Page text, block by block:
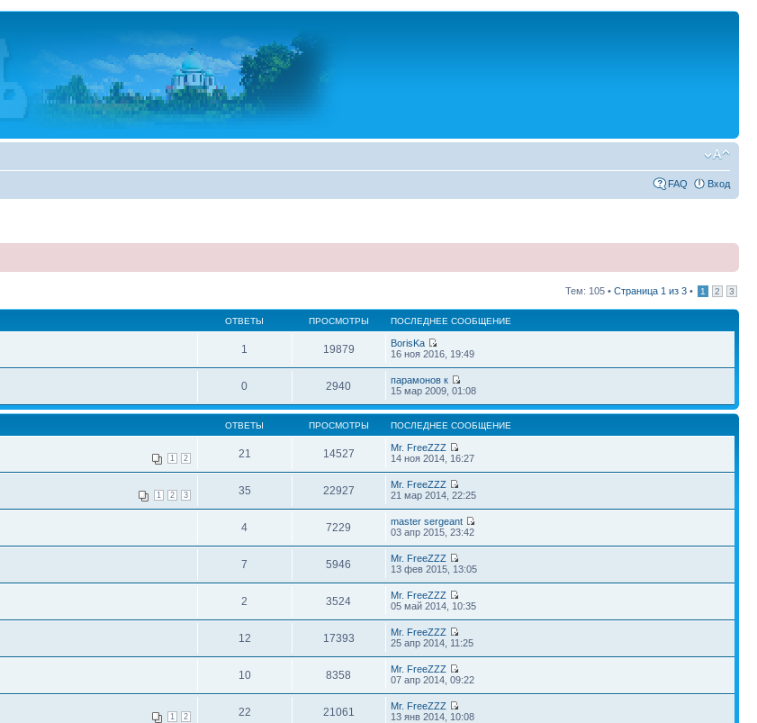
FAQ Вход
Тем: 105 • Страница 1 из 3 • 1 2 3
ОТВЕТЫ ПРОСМОТРЫ ПОСЛЕДНЕЕ СООБЩЕНИЕ
1 19879
BorisKa
16 ноя 2016, 19:49
0 2940
парамонов к
15 мар 2009, 01:08
ОТВЕТЫ ПРОСМОТРЫ ПОСЛЕДНЕЕ СООБЩЕНИЕ
1 2 21 14527
Mr. FreeZZZ
14 ноя 2014, 16:27
1 2 3 35 22927
Mr. FreeZZZ
21 мар 2014, 22:25
4 7229
master sergeant
03 апр 2015, 23:42
7 5946
Mr. FreeZZZ
13 фев 2015, 13:05
2 3524
Mr. FreeZZZ
05 май 2014, 10:35
12 17393
Mr. FreeZZZ
25 апр 2014, 11:25
10 8358
Mr. FreeZZZ
07 апр 2014, 09:22
1 2 22 21061
Mr. FreeZZZ
13 янв 2014, 10:08